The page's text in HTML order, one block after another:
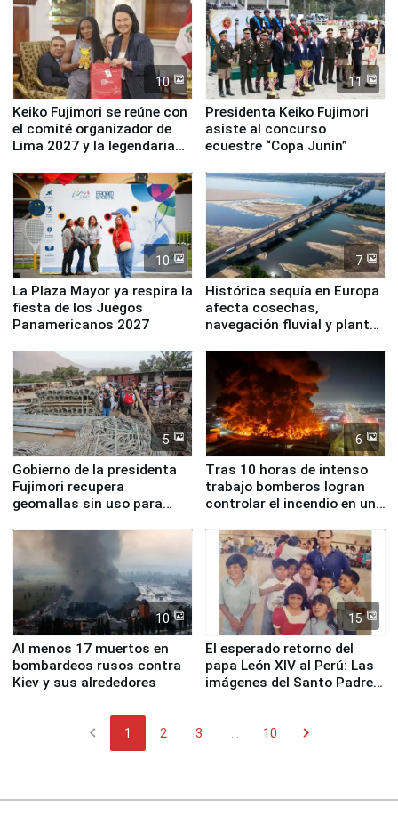
10
Keiko Fujimori se reúne con
el comité organizador de
Lima 2027 y la legendaria
11
Presidenta Keiko Fujimori
asiste al concurso
ecuestre “Copa Junín”
10
La Plaza Mayor ya respira la
fiesta de los Juegos
Panamericanos 2027
7
Histórica sequía en Europa
afecta cosechas,
navegación fluvial y plantas
5
Gobierno de la presidenta
Fujimori recupera
geomallas sin uso para
Fenómeno El Niño
6
Tras 10 horas de intenso
trabajo bomberos logran
controlar el incendio en una
de Chile
10
Al menos 17 muertos en
bombardeos rusos contra
Kiev y sus alrededores
15
El esperado retorno del
papa León XIV al Perú: Las
imágenes del Santo Padre
chevron_left 1 2 3 10 chevron_right